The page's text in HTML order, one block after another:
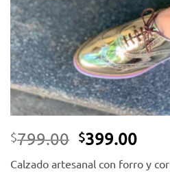
$799.00 El
original
$399.00El
Calzado artesanal con forro y